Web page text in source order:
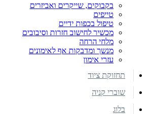
בקבוקים, שייקרים ואביזרים
טייפים
טיפול בכפות ידיים
מכשיר לחישוב חזרות וסיבובים
מלחי הרחה
מנשך ומדבקות אף לאימונים
עזרי אימון
תחזוקת ציוד
שוברי קניה
בלוג